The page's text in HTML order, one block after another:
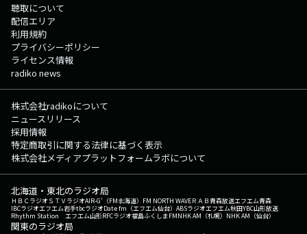
聴取について
配信エリア
利用規約
プライバシーポリシー
ライセンス情報
radiko news
株式会社radikoについて
ニュースリリース
採用情報
特定商取引に関する法律に基づく表示
株式会社メディアプラットフォームラボについて
北海道・東北のラジオ局
ＨＢＣラジオＳＴＶラジオAIR-G'（FM北海道） FM NORTH WAVEＲＡＢ青森放送エフエム青森
IBCラジオエフエム岩手tbcラジオDate fm（エフエム仙台） ABSラジオエフエム秋田YBC山形放送
Rhythm Station エフエム山形RFCラジオ福島ふくしまFMNHK AM（札幌） NHK AM（仙台）
関東のラジオ局